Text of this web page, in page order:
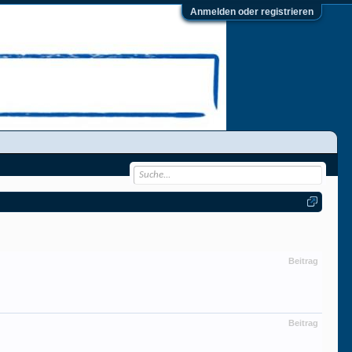
Anmelden oder registrieren
Beitrag
Beitrag